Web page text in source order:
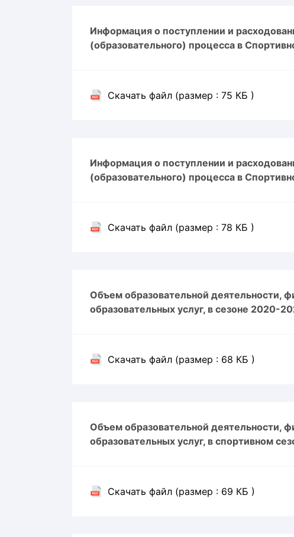
Информация о поступлении и
(образовательного) процесса в
Скачать файл (размер : 75 КБ )
Информация о поступлении и
(образовательного) процесса в
Скачать файл (размер : 78 КБ )
Объем образовательной деятельности,
образовательных услуг, в сезоне 2020-
Скачать файл (размер : 68 КБ )
Объем образовательной деятельности,
образовательных услуг, в спортивном
Скачать файл (размер : 69 КБ )